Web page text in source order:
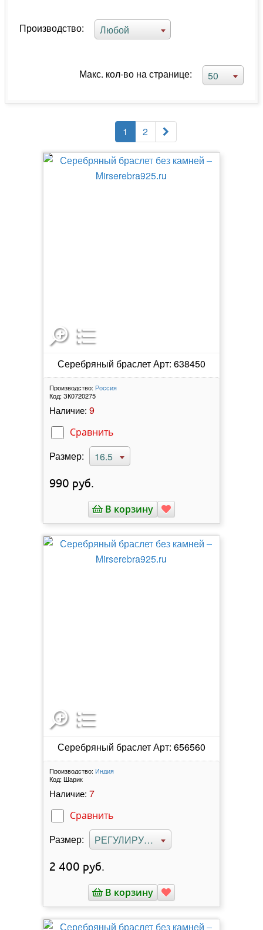
Производство: Любой
Макс. кол-во на странице: 50
1 2
Серебряный браслет Арт: 638450
Производство: Россия
Код: ЗК0720275
Наличие: 9
Сравнить
Размер: 16.5
990 руб.
В корзину
Серебряный браслет Арт: 656560
Производство: Индия
Код: Шарик
Наличие: 7
Сравнить
Размер: РЕГУЛИРУЕМЫЙ
2 400 руб.
В корзину